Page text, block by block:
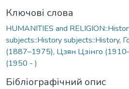
Ключові слова
HUMANITIES and
subjects::History subjects::History,
(1887–1975), Цзян Цзінго
(1950 - )
Бібліографічний опис